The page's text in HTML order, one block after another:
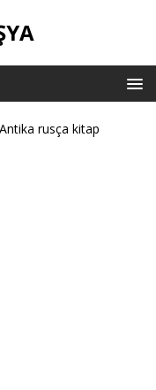
Antika rusça kitap